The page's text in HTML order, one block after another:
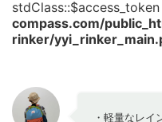
compass.com/
rinker/
・軽量なレイ